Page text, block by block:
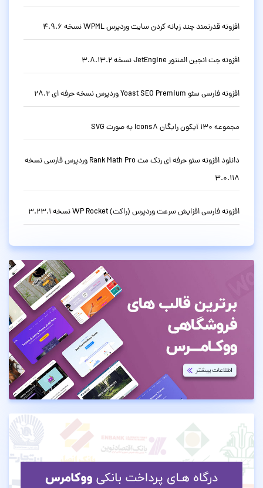
افزونه قدرتمند چند زبانه کردن سایت وردپرس WPML نسخه 4.9.6
افزونه جت انجین المنتور JetEngine نسخه 3.8.13.2
افزونه فارسی سئو Yoast SEO Premium وردپرس نسخه حرفه ای 28.2
مجموعه 130 آیکون رایگان Icons8 به صورت SVG
دانلود افزونه سئو حرفه ای رنک مث Rank Math Pro وردپرس فارسی نسخه
3.0.118
افزونه فارسی افزایش سرعت وردپرس (راکت) WP Rocket نسخه 3.23.1